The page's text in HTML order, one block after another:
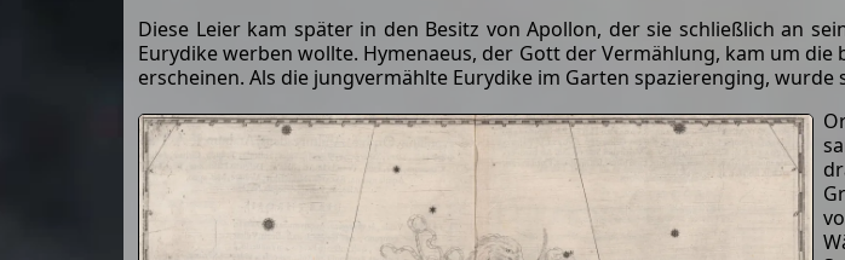
Diese Leier kam später in den Besitz von Apollon, der sie schließlich an
Eurydike werben wollte. Hymenaeus, der Gott der Vermählung, kam um
erscheinen. Als die jungvermählte Eurydike im Garten spazierenging,